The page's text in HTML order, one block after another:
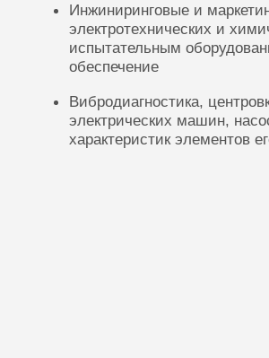
Инжиниринговые и
электротехнических и
испытательным
обеспечение
Вибродиагностика,
электрических машин,
характеристик элементов